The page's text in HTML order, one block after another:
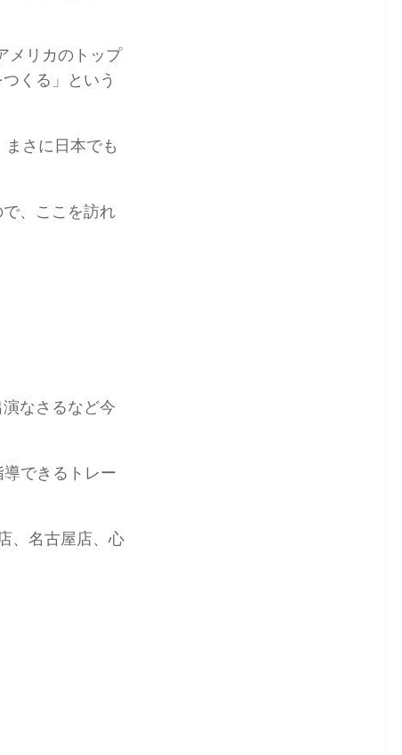
メリカのトップ
くる」 という
まさに日本でも
、ここを訪れ
なさるなど今
できるトレー
、名古屋店、心